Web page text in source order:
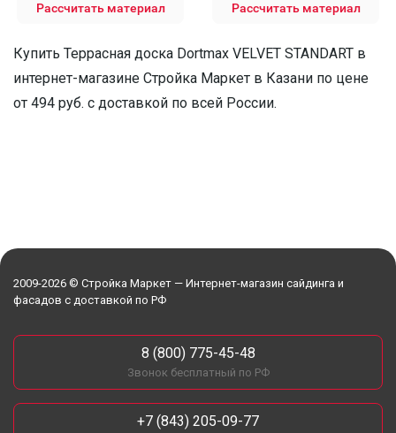
Рассчитать материал Рассчитать материал
Купить Террасная доска Dortmax VELVET STANDART в
интернет-магазине Стройка Маркет в Казани по цене
от 494 руб. с доставкой по всей России.
2009-2026 © Стройка Маркет — Интернет-магазин сайдинга и
фасадов с доставкой по РФ
8 (800) 775-45-48
Звонок бесплатный по РФ
+7 (843) 205-09-77